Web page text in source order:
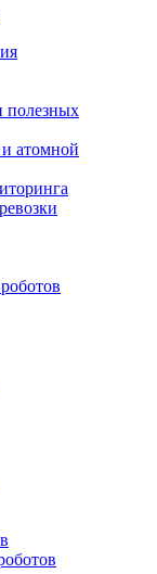
полезных
и атомной